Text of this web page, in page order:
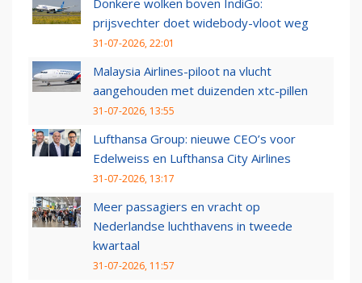
Donkere wolken boven IndiGo:
prijsvechter doet widebody-vloot weg
31-07-2026, 22:01
Malaysia Airlines-piloot na vlucht
aangehouden met duizenden xtc-pillen
31-07-2026, 13:55
Lufthansa Group: nieuwe CEO’s voor
Edelweiss en Lufthansa City Airlines
31-07-2026, 13:17
Meer passagiers en vracht op
Nederlandse luchthavens in tweede
kwartaal
31-07-2026, 11:57